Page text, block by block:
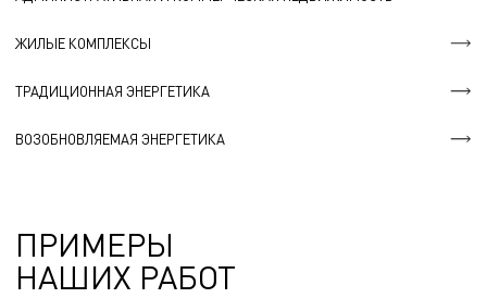
ЖИЛЫЕ КОМПЛЕКСЫ
ТРАДИЦИОННАЯ ЭНЕРГЕТИКА
ВОЗОБНОВЛЯЕМАЯ ЭНЕРГЕТИКА
ПРИМЕРЫ
НАШИХ РАБОТ